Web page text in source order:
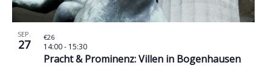
SEP.
27
Pracht & Prominenz: Villen in Bogenhausen
14:00- 15:30
€26